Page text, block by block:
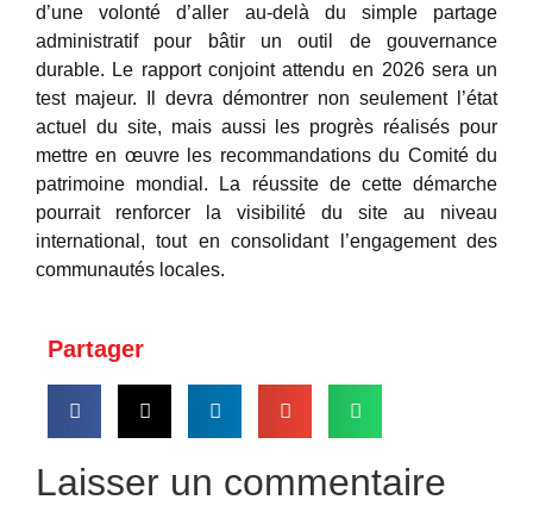
d’une volonté d’aller au-delà du simple partage
administratif pour bâtir un outil de gouvernance
durable. Le rapport conjoint attendu en 2026 sera un
test majeur. Il devra démontrer non seulement l’état
actuel du site, mais aussi les progrès réalisés pour
mettre en œuvre les recommandations du Comité du
patrimoine mondial. La réussite de cette démarche
pourrait renforcer la visibilité du site au niveau
international, tout en consolidant l’engagement des
communautés locales.
Partager
Laisser un commentaire